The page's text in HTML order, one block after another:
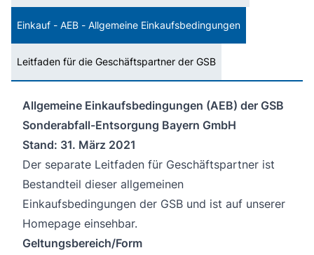
Einkauf - AEB - Allgemeine Einkaufsbedingungen
Leitfaden für die Geschäftspartner der GSB
Allgemeine Einkaufsbedingungen (AEB) der GSB
Sonderabfall-Entsorgung Bayern GmbH
Stand: 31. März 2021
Der separate Leitfaden für Geschäftspartner ist
Bestandteil dieser allgemeinen
Einkaufsbedingungen der GSB und ist auf unserer
Homepage einsehbar.
Geltungsbereich/Form